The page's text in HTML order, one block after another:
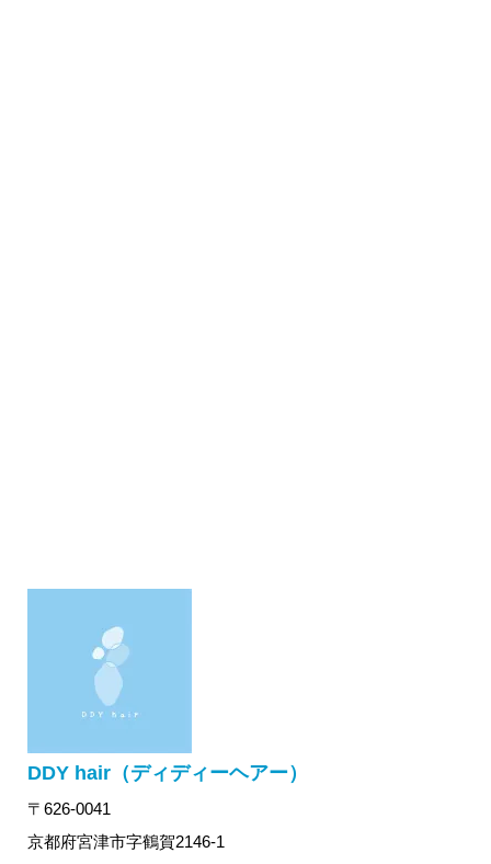
DDY hair（ディディーヘアー）
〒626-0041
京都府宮津市字鶴賀2146-1